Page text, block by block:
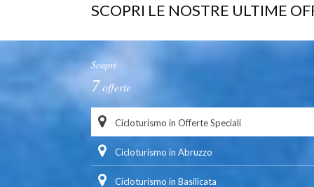
SCOPRI LE NOSTRE ULTIME
Scopri
7offerte
Cicloturismo in Offerte Speciali
Cicloturismo in Abruzzo
Cicloturismo in Basilicata